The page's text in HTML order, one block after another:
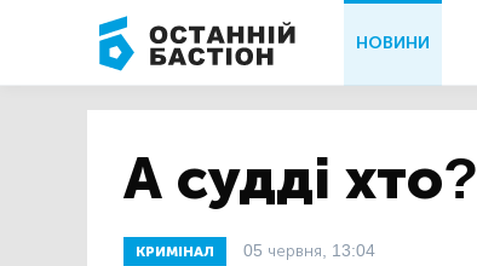
НОВИНИ
А судді хто?
КРИМІНАЛ 05 червня, 13:04